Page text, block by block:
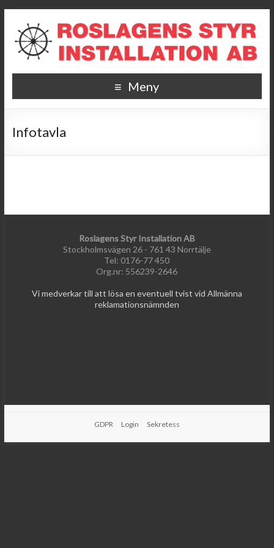
Meny
Infotavla
Roslagens Styr Installation AB
Stockholmsvägen 26 - 761 43 Norrtälje
Tel: 0176-77 450
Org.nr: 556239-2646
Vi medverkar till att lösa en eventuell tvist vid Allmänna
reklamationsnämnden
GDPR Login Sekretess